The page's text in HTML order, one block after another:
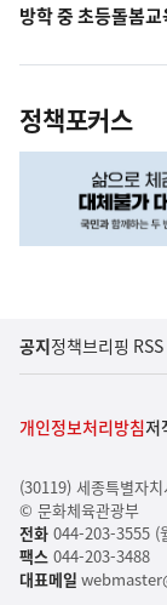
방학 중 초등돌봄
정책포커스
공지정책브리핑
개인정보처리방침저
(30119) 세종특별자
© 문화체육관광부
전화044-203-3555 (
팩스044-203-3488
대표메일